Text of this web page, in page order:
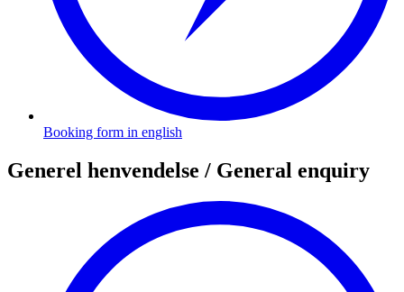
Booking form in english
Generel henvendelse / General enquiry